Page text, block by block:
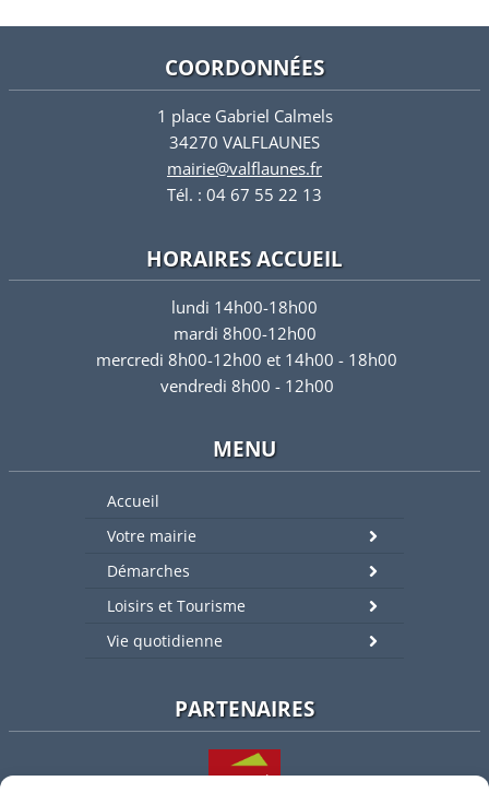
COORDONNÉES
1 place Gabriel Calmels
34270 VALFLAUNES
mairie@valflaunes.fr
Tél. : 04 67 55 22 13
HORAIRES ACCUEIL
lundi 14h00-18h00
mardi 8h00-12h00
mercredi 8h00-12h00 et 14h00 - 18h00
vendredi 8h00 - 12h00
MENU
Accueil
Votre mairie
Démarches
Loisirs et Tourisme
Vie quotidienne
PARTENAIRES